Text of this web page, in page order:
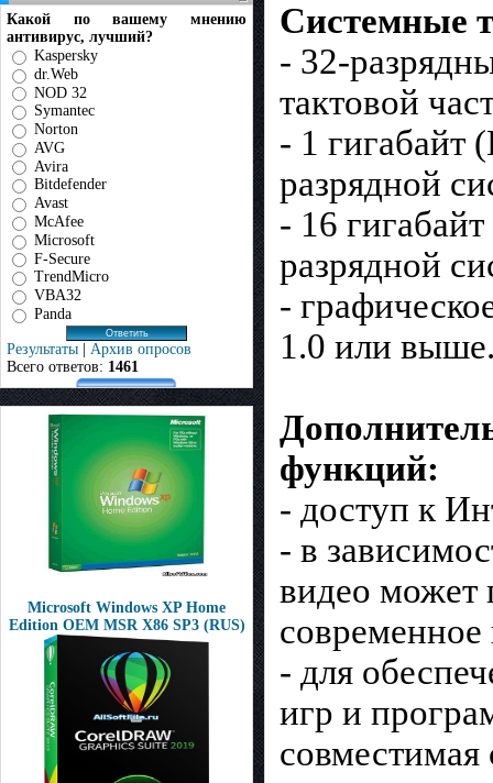
Какой по вашему мнению
антивирус, лучший?
Kaspersky
dr.Web
NOD 32
Symantec
Norton
AVG
Avira
Bitdefender
Avast
McAfee
Microsoft
F-Secure
TrendMicro
VBA32
Panda
Результаты | Архив опросов
Всего ответов: 1461
Microsoft Windows XP Home
Edition OEM MSR X86 SP3 (RUS)
Системные
- 32-
тактовой
- 1 гигабайт
разрядной
- 16
разрядной
-
1.0 или
функций:
- доступ к
- в
видео может
современное
- для
игр и